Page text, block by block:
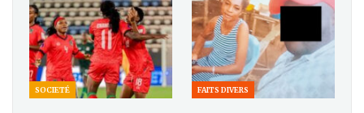
SOCIETÉ FAITS DIVERS